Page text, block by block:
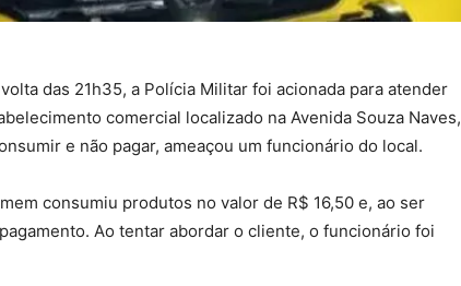
das 21h35, a Polícia Militar foi acionada para atender
comercial localizado na Avenida Souza Naves,
e não pagar, ameaçou um funcionário do local.
consumiu produtos no valor de R$ 16,50 e, ao ser
Ao tentar abordar o cliente, o funcionário foi